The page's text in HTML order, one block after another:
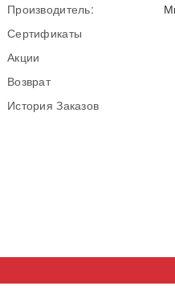
Производитель:
Сертификаты
Акции
Возврат
История Заказов